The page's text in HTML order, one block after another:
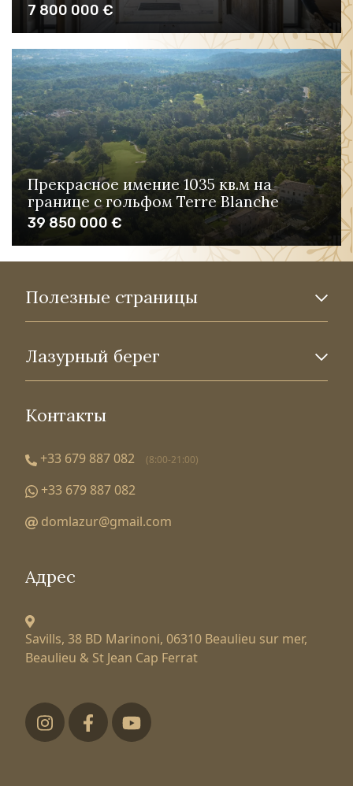
7 800 000 €
Прекрасное имение 1035 кв.м на
границе с гольфом Terre Blanche
39 850 000 €
Полезные страницы
Лазурный берег
Контакты
+33 679 887 082 (8:00-21:00)
+33 679 887 082
domlazur@gmail.com
Адрес
Savills, 38 BD Marinoni, 06310 Beaulieu sur mer,
Beaulieu & St Jean Cap Ferrat